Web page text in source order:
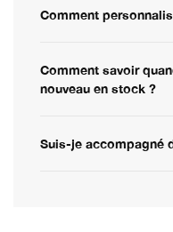
Comment
Comment savoir
nouveau en stock ?
Suis-je accompagné